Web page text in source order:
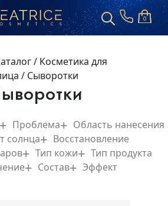
0
/ Косметика для
/ Сыворотки
Проблема
Область нанесения
солнца
Восстановление
Тип кожи
Тип продукта
Состав Эффект